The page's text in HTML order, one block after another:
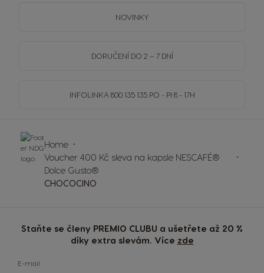
NOVINKY
DORUČENÍ DO 2 – 7 DNÍ
INFOLINKA 800 135 135 PO - PI 8 - 17H
Staňte se členy PREMIO CLUBU a ušetřete až 20 %
díky extra slevám. Více zde
E-mail
Home
Voucher 400 Kč sleva na kapsle NESCAFÉ®
Dolce Gusto®
CHOCOCINO